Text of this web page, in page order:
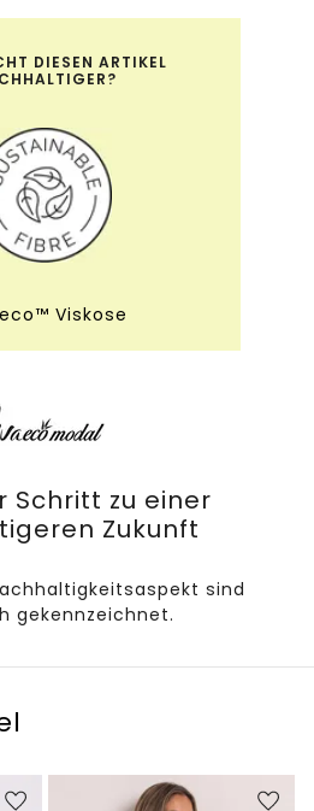
DIESEN ARTIKEL
Viskose
Schritt zu einer
Zukunft
sind
gekennzeichnet.